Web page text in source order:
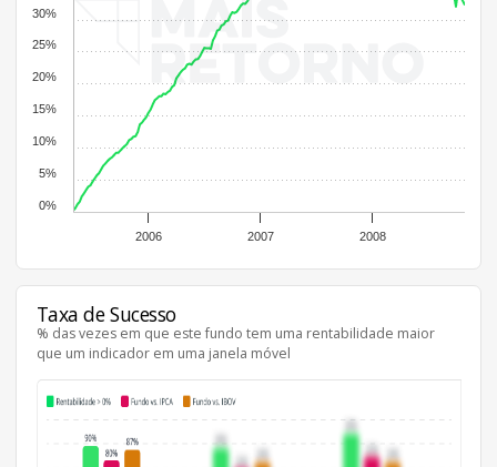
2006 2007 2008
0%
5%
10%
15%
20%
25%
30%
Taxa de Sucesso
% das vezes em que este fundo tem uma rentabilidade maior
que um indicador em uma janela móvel